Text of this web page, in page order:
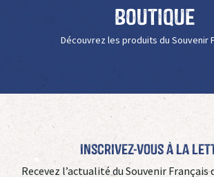
Boutique
Découvrez les produits du Souvenir
Inscrivez-vous à La
Recevez l’actualité du Souvenir